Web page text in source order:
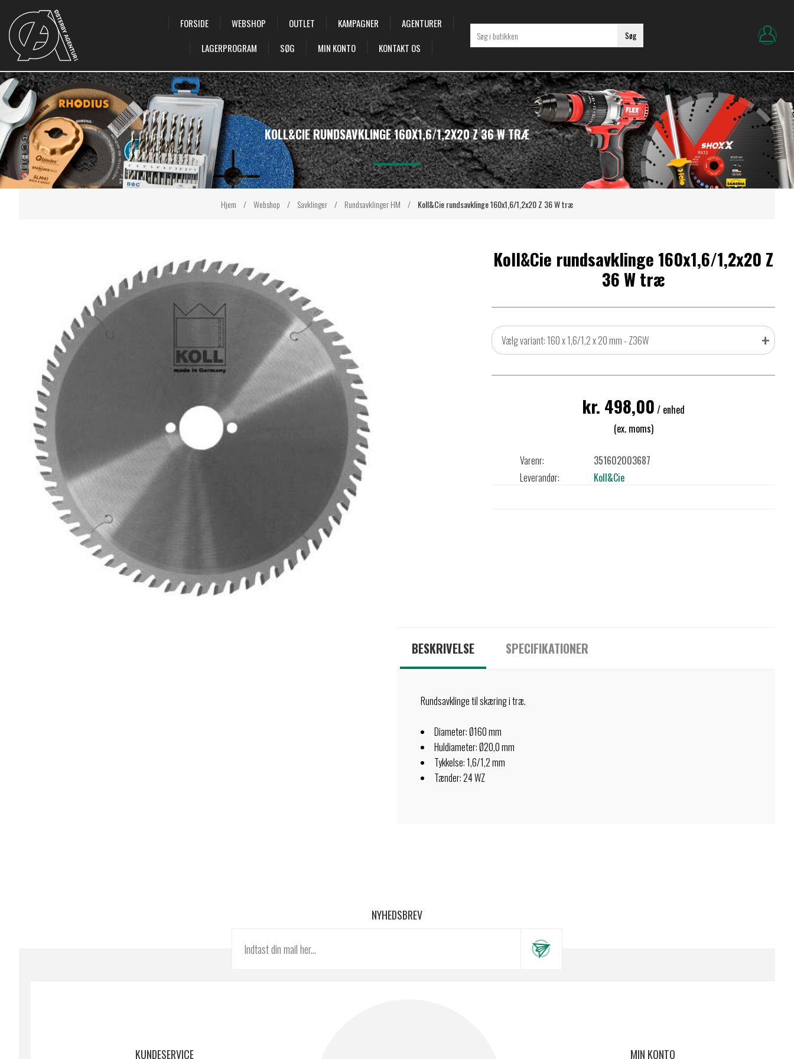
FORSIDE WEBSHOP OUTLET KAMPAGNER
AGENTURER
LAGERPROGRAM
SØG MIN KONTO KONTAKT OS
Søg
Hjem / Webshop / Savklinger / Rundsavklinger HM / Koll&Cie rundsavklinge 160x1,6/1,2x20 Z 36 W træ
KOLL&CIE RUNDSAVKLINGE 160X1,6/1,2X20 Z 36 W TRÆ
Koll&Cie rundsavklinge 160x1,6/1,2x20 Z
36 W træ
Vælg variant: 160 x 1,6/1,2 x 20 mm - Z36W +
kr. 498,00 / enhed
(ex. moms)
Varenr:
351602003687
Leverandør:
Koll&Cie
BESKRIVELSE SPECIFIKATIONER
Rundsavklinge til skæring i træ.
Diameter: Ø160 mm
Huldiameter: Ø20,0 mm
Tykkelse: 1,6/1,2 mm
Tænder: 24 WZ
NYHEDSBREV
KUNDESERVICE MIN KONTO